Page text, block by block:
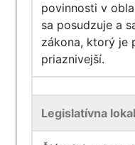
povinnosti v
sa posudzuje a
zákona, ktorý je
priaznivejší.
Legislatívna